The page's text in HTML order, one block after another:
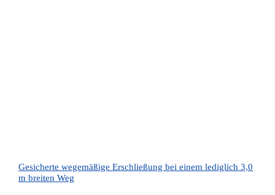
Gesicherte wegemäßige Erschließung bei einem lediglich 3,0
m breiten Weg